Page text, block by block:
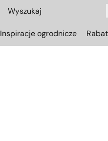
Inspiracje ogrodnicze